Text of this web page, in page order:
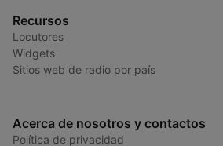
Recursos
Locutores
Widgets
Sitios web de radio por país
Acerca de nosotros y contactos
Política de privacidad